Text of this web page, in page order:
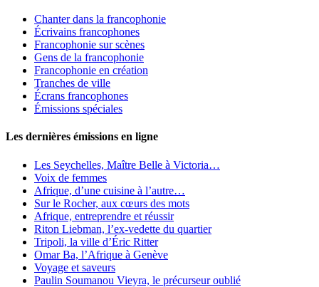
Chanter dans la francophonie
Écrivains francophones
Francophonie sur scènes
Gens de la francophonie
Francophonie en création
Tranches de ville
Écrans francophones
Émissions spéciales
Les dernières émissions en ligne
Les Seychelles, Maître Belle à Victoria…
Voix de femmes
Afrique, d’une cuisine à l’autre…
Sur le Rocher, aux cœurs des mots
Afrique, entreprendre et réussir
Riton Liebman, l’ex-vedette du quartier
Tripoli, la ville d’Éric Ritter
Omar Ba, l’Afrique à Genève
Voyage et saveurs
Paulin Soumanou Vieyra, le précurseur oublié